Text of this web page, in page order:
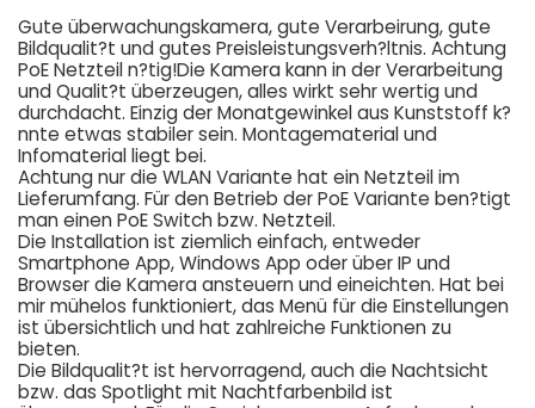
Gute überwachungskamera, gute Verarbeirung, gute
Bildqualit?t und gutes Preisleistungsverh?ltnis. Achtung
PoE Netzteil n?tig!Die Kamera kann in der Verarbeitung
und Qualit?t überzeugen, alles wirkt sehr wertig und
durchdacht. Einzig der Monatgewinkel aus Kunststoff k?
nnte etwas stabiler sein. Montagematerial und
Infomaterial liegt bei.
Achtung nur die WLAN Variante hat ein Netzteil im
Lieferumfang. Für den Betrieb der PoE Variante ben?tigt
man einen PoE Switch bzw. Netzteil.
Die Installation ist ziemlich einfach, entweder
Smartphone App, Windows App oder über IP und
Browser die Kamera ansteuern und eineichten. Hat bei
mir mühelos funktioniert, das Menü für die Einstellungen
ist übersichtlich und hat zahlreiche Funktionen zu
bieten.
Die Bildqualit?t ist hervorragend, auch die Nachtsicht
bzw. das Spotlight mit Nachtfarbenbild ist